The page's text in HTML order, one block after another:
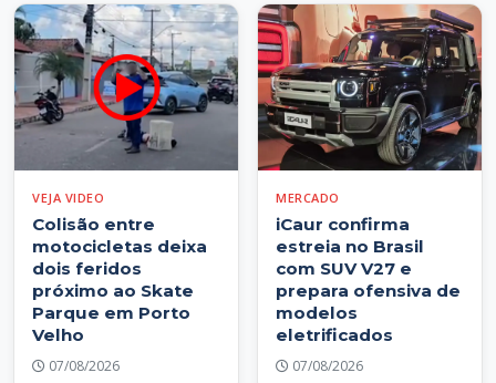
VEJA VIDEO
Colisão entre
motocicletas deixa
dois feridos
próximo ao Skate
Parque em Porto
Velho
07/08/2026
MERCADO
iCaur confirma
estreia no Brasil
com SUV V27 e
prepara ofensiva de
modelos
eletrificados
07/08/2026